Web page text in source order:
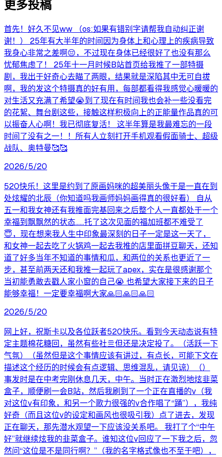
更多投稿
首先！好久不见ww （os:如果有错别字请帮我自动纠正谢
谢！） 25年有大半年的时间因为身体上和心理上的疾病导致
我身心非常之差啊😔，不过现在身体已经很好了也没有那么
忧郁焦虑了！ 25年十一月时候B站首页给我推了一部特摄
剧，我出于好奇心去瞄了两眼，结果就是深陷其中无可自拔
啊，我的发这个特摄真的好有用，每部都看得我感觉心暖暖的
对生活又充满了希望😭到了现在有时间我也会补一些没看完
的花絮、舞台剧这些，接触这样积极向上的正能量作品真的可
以振奋人心啊！我已彻底复活！ 这半年算是我最难忘的一段
时间了没有之一！！所有人立刻打开手机观看假面骑士、超级
战队、奥特曼🥰🥰
2026/5/20
520快乐！这里是约到了原画妈咪的超美丽头像于是一直在到
处炫耀的北辰（你知道吗我画师妈妈画得真的很好看） 自从
五一和我女神还有我推面完基回来之后整个人一直都处于一个
幸福到飘飘然的状态……托了这次见面的福加班都不难受了
😇，现在想来我人生中印象最深刻的日子一定是这一天了，
和女神一起去吃了火锅鸡一起去我推的店里面拼豆聊天，还知
道了好多当年不知道的事情和瓜，和两位的关系也更近了一
步，甚至前两天还和我推一起玩了apex，实在是很感谢那个
当初能勇敢去戳人家小窗的自己😭 也希望大家接下来的日子
能够幸福！一定要幸福啊大家🙏🏻🙏🏻🙏🏻
2026/5/20
网上好，祝斯卡以及各位跃者520快乐。看到今天动态说有特
定主题棉花糖回，虽然有些社亖但还是决定投了。（活跃一下
气氛）（虽然但是这个事情应该有讲过，有点长，可能下文在
描述这个经历的时候会有点逻辑、思维混乱，请见谅）（）
事发时是在中考完刚休息几天，中午。当时正在激烈地炫韭菜
盒子，顺便刷一会B站，然后我刷到了一个正在直播的v（我
对这位v有印象，和另一个歌力很强的v合作唱了“踊”），我纯
好奇（而且这位v的设定和画风也很吸引我）点了进去，发现
正在聊天，那先潜水观望一下应该没关系吧。 我打了个“中午
好”就继续炫我的韭菜盒子。谁知这位v回应了一下我之后，忽
然问“这位是不是同行啊？”（我的名字格式像也不至于吧），